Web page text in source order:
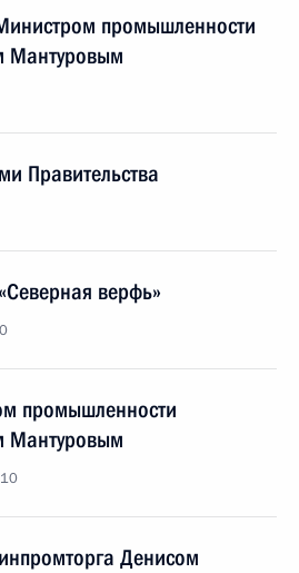
промышленности
Мантуровым
Правительства
верфь»
промышленности
Мантуровым
Денисом